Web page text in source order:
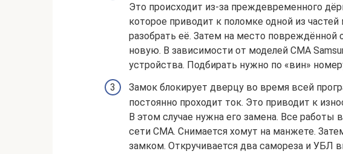
Это происходит из-за преждевременного
которое приводит к поломке одной из
разобрать её. Затем на место повреждённой
новую. В зависимости от моделей СМА
устройства. Подбирать нужно по «вин»
Замок блокирует дверцу во время всей
постоянно проходит ток. Это приводит к
В этом случае нужна его замена. Все работы
сети СМА. Снимается хомут на манжете.
замком. Откручивается два самореза и УБЛ